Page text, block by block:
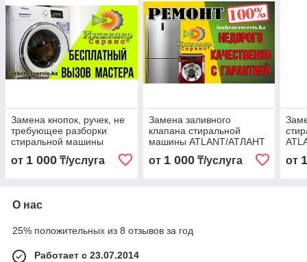
Замена кнопок, ручек, не
требующее разборки
стиральной машины
ATLANT/АТЛАНТ
от 1 000 ₸/услуга
Замена заливного
клапана стиральной
машины ATLANT/АТЛАНТ
от 1 000₸/услуга от
О нас
25% положительных из 8 отзывов за год
Работает с 23.07.2014